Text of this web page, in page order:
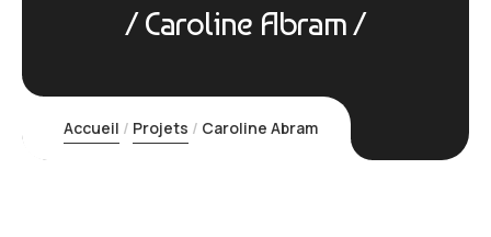
Caroline Abram
Accueil Projets Caroline Abram